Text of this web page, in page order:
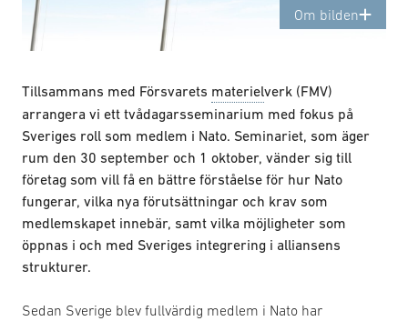
Om bilden
Tillsammans med Försvarets materielverk (FMV)
arrangera vi ett tvådagarsseminarium med fokus på
Sveriges roll som medlem i Nato. Seminariet, som äger
rum den 30 september och 1 oktober, vänder sig till
företag som vill få en bättre förståelse för hur Nato
fungerar, vilka nya förutsättningar och krav som
medlemskapet innebär, samt vilka möjligheter som
öppnas i och med Sveriges integrering i alliansens
strukturer.
Sedan Sverige blev fullvärdig medlem i Nato har